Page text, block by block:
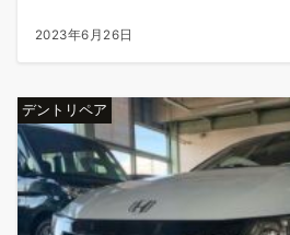
2023年6月26日
デントリペア